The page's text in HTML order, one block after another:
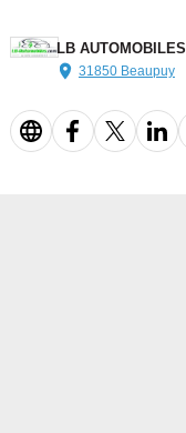
LB AUTOMOBILES
31850 Beaupuy